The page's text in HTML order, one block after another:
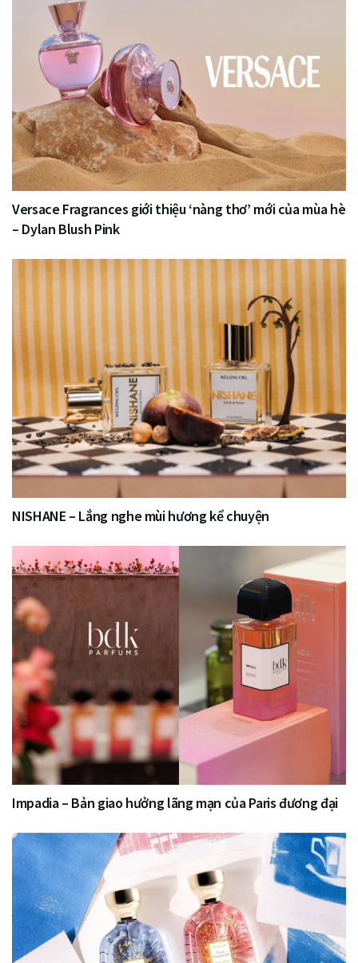
Versace Fragrances giới thiệu ‘nàng thơ’ mới của mùa hè
– Dylan Blush Pink
NISHANE – Lắng nghe mùi hương kể chuyện
Impadia – Bản giao hưởng lãng mạn của Paris đương đại